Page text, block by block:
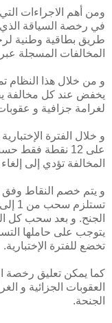
ومن أهم الاجراءات التي
في رخصة السياقة
طريق بطاقية وطنية
المخالفات المسجلة
يخفض عند كل مخالفة
لغرامة جزافية و
و خلال الفترة
على 12 نقطة
المخالفة تؤدي إلى
و يتم خصم النقاط وفق
الجنح. و بعد سحب كل
يتوجب على حاملها
تخضع للفترة الإختبارية.
كما يمكن تعليق رخصة
العقوبات الجزائية و
الجنحة.